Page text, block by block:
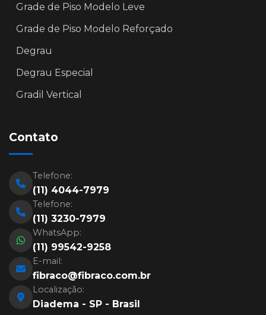
Grade de Piso Modelo Leve
Grade de Piso Modelo Reforçado
Degrau
Degrau Especial
Gradil Vertical
Contato
Telefone:
(11) 4044-7979
Telefone:
(11) 3230-7979
WhatsApp:
(11) 99542-9258
E-mail:
fibraco@fibraco.com.br
Localização:
Diadema - SP - Brasil